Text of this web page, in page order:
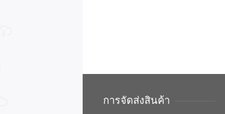
การจัดส่งสินค้า